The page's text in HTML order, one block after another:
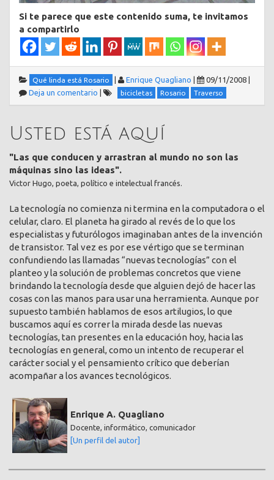
Si te parece que este contenido suma, te invitamos
a compartirlo
Qué linda está Rosario | Enrique Quagliano | 09/11/2008 |
Deja un comentario | bicicletas Rosario Traverso
Usted está aquí
"Las que conducen y arrastran al mundo no son las
máquinas sino las ideas".
Victor Hugo, poeta, político e intelectual francés.
La tecnología no comienza ni termina en la computadora o el
celular, claro. El planeta ha girado al revés de lo que los
especialistas y futurólogos imaginaban antes de la invención
de transistor. Tal vez es por ese vértigo que se terminan
confundiendo las llamadas “nuevas tecnologías” con el
planteo y la solución de problemas concretos que viene
brindando la tecnología desde que alguien dejó de hacer las
cosas con las manos para usar una herramienta. Aunque por
supuesto también hablamos de esos artilugios, lo que
buscamos aquí es correr la mirada desde las nuevas
tecnologías, tan presentes en la educación hoy, hacia las
tecnologías en general, como un intento de recuperar el
carácter social y el pensamiento crítico que deberían
acompañar a los avances tecnológicos.
Enrique A. Quagliano
Docente, informático, comunicador
[Un perfil del autor]